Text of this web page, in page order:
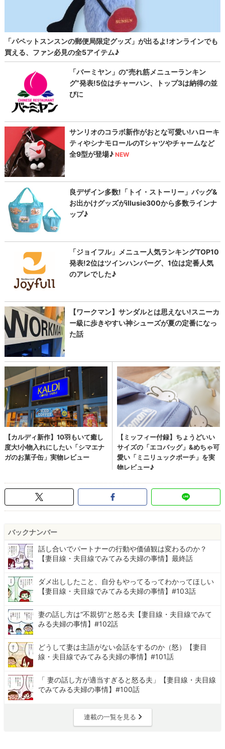
バックナンバー
話し合いでパートナーの行動や価値観は変わるのか？
【妻目線・夫目線でみてみる夫婦の事情】最終話
ダメ出ししたこと、自分もやってるってわかってほしい
【妻目線・夫目線でみてみる夫婦の事情】#103話
妻の話し方は“不親切”と怒る夫【妻目線・夫目線でみて
みる夫婦の事情】#102話
どうして妻は主語がない会話をするのか（怒）【妻目
線・夫目線でみてみる夫婦の事情】#101話
「 妻の話し方が適当すぎると怒る夫」【妻目線・夫目線
でみてみる夫婦の事情】#100話
連載の一覧を見る